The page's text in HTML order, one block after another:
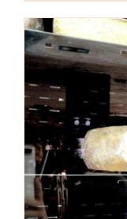
DÉTAILS